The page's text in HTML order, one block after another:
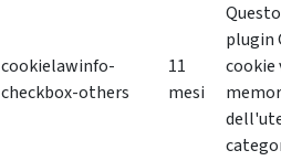
cookielawinfo-
checkbox-others
11
mesi
plugin